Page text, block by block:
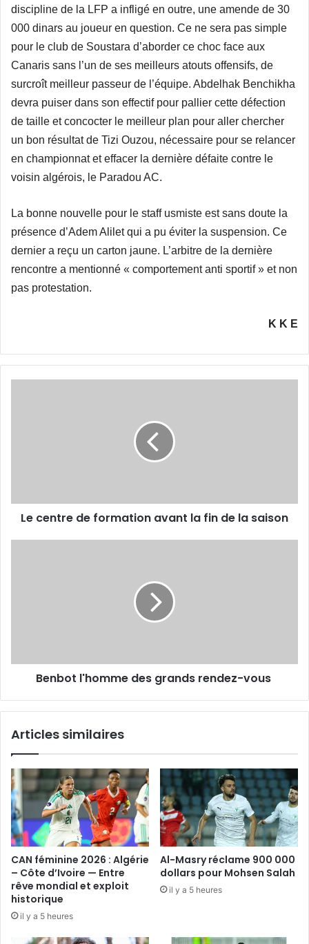
discipline de la LFP a infligé en outre, une amende de 30
000 dinars au joueur en question. Ce ne sera pas simple
pour le club de Soustara d’aborder ce choc face aux
Canaris sans l’un de ses meilleurs atouts offensifs, de
surcroît meilleur passeur de l’équipe. Abdelhak Benchikha
devra puiser dans son effectif pour pallier cette défection
de taille et concocter le meilleur plan pour aller chercher
un bon résultat de Tizi Ouzou, nécessaire pour se relancer
en championnat et effacer la dernière défaite contre le
voisin algérois, le Paradou AC.
La bonne nouvelle pour le staff usmiste est sans doute la
présence d’Adem Alilet qui a pu éviter la suspension. Ce
dernier a reçu un carton jaune. L’arbitre de la dernière
rencontre a mentionné « comportement anti sportif » et non
pas protestation.
K K E
la
saison
Le centre de formation avant la fin de la saison
Benbot l'homme des grands rendez-vous
Articles similaires
CAN féminine 2026 : Algérie
– Côte d’Ivoire — Entre
rêve mondial et exploit
historique
il y a 5 heures
Al-Masry réclame 900 000
dollars pour Mohsen Salah
il y a 5 heures